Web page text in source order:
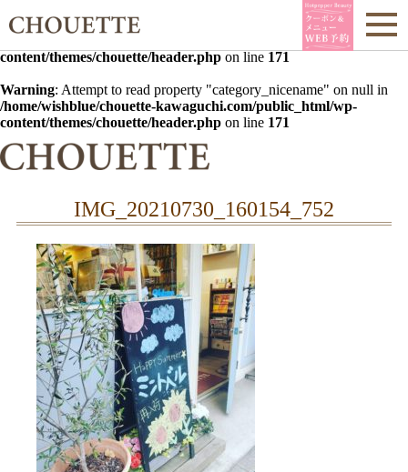
Warning : Undefined array key 0 in
/home/wishblue/chouette-
content/themes/chouette/header.php on line 171
Warning: Attempt to read property "category_nicename" on null in
/home/wishblue/chouette-kawaguchi.com/public_html/wp-
content/themes/chouette/header.php on line 171
IMG_20210730_160154_752